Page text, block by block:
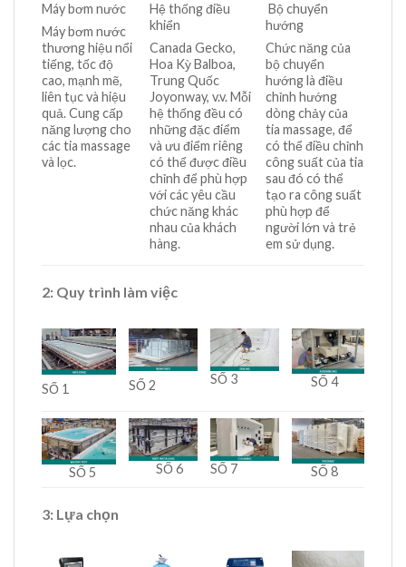
Máy bơm nước
Máy bơm nước
thương hiệu nổi
tiếng, tốc độ
cao, mạnh mẽ,
liên tục và hiệu
quả. Cung cấp
năng lượng cho
các tia massage
và lọc.
Hệ thống điều
khiển
Canada Gecko,
Hoa Kỳ Balboa,
Trung Quốc
Joyonway, v.v. Mỗi
hệ thống đều có
những đặc điểm
và ưu điểm riêng
có thể được điều
chỉnh để phù hợp
với các yêu cầu
chức năng khác
nhau của khách
hàng.
Bộ chuyển
hướng
Chức năng của
bộ chuyển
hướng là điều
chỉnh hướng
dòng chảy của
tia massage, để
có thể điều chỉnh
công suất của tia
sau đó có thể
tạo ra công suất
phù hợp để
người lớn và trẻ
em sử dụng.
2: Quy trình làm việc
SỐ 1 SỐ 2 SỐ 3 SỐ 4
SỐ 5 SỐ 6 SỐ 7 SỐ 8
3: Lựa chọn